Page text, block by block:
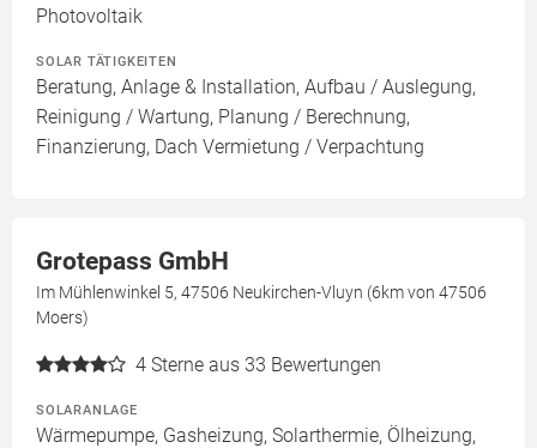
Photovoltaik
SOLAR TÄTIGKEITEN
Beratung, Anlage & Installation, Aufbau / Auslegung,
Reinigung / Wartung, Planung / Berechnung,
Finanzierung, Dach Vermietung / Verpachtung
Grotepass GmbH
Im Mühlenwinkel 5, 47506 Neukirchen-Vluyn (6km von 47506
Moers)
4 Sterne aus 33 Bewertungen
SOLARANLAGE
Wärmepumpe, Gasheizung, Solarthermie, Ölheizung,